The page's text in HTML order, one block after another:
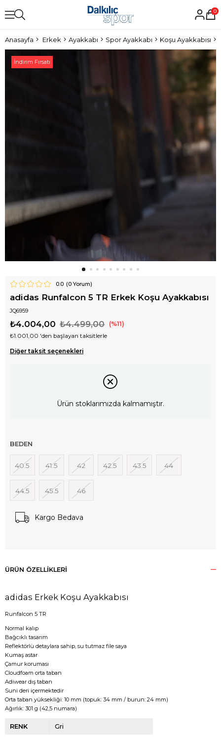
0
Anasayfa Erkek Ayakkabı Spor Ayakkabı Koşu Ayakkabısı
İndirim Fırsatı
0.0 (0Yorum)
adidas Runfalcon 5 TR Erkek Koşu Ayakkabısı
JQ6959
₺4.499,00
₺4.004,00 11
₺1.001,00 'den başlayan taksitlerle
Diğer taksit seçenekleri
Ürün stoklarımızda kalmamıştır.
BEDEN
40.5 41.5 42 42.5 43.5 44
44.5 45.5 46
Kargo Bedava
ÜRÜN ÖZELLIKLERI
adidas Erkek Koşu Ayakkabısı
Runfalcon 5 TR
Normal kalıp
Bağcıklı tasarım
Reflektörlü detaylara sahip, su tutmaz file saya
Kumaş astar
Çamur koruması
Cloudfoam orta taban
Adiwear dış taban
Suni deri içermektedir
Orta taban yüksekliği: 10 mm (topuk: 34 mm / burun: 24 mm)
Ağırlık: 301 g (42,5 numara)
RENK Gri